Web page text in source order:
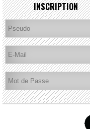
INSCRIPTION